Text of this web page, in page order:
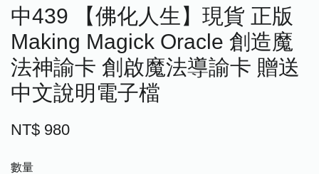
中439 【佛化人生】現貨 正版
Making Magick Oracle 創造魔
法神諭卡 創啟魔法導諭卡 贈送
中文說明電子檔
NT$ 980
數量